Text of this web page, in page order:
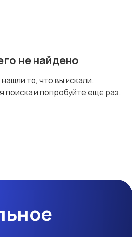
оборудование
не найдено
то, что вы искали.
поиска и попробуйте еще раз.